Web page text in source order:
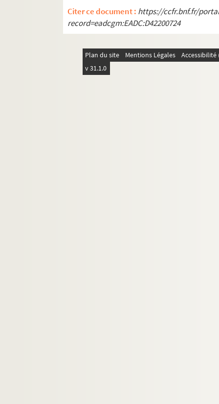
Citer ce document : https://ccfr.bnf.fr/
record=eadcgm:EADC:D42200724
Plan du site Mentions Légales
v 31.1.0